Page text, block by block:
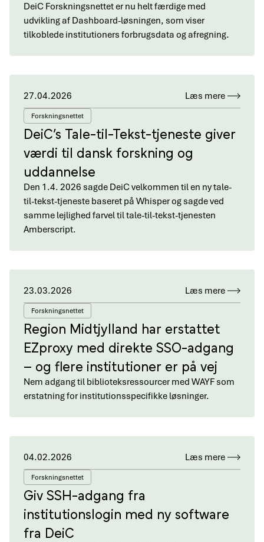
DeiC Forskningsnettet er nu helt færdige med
udvikling af Dashboard-løsningen, som viser
tilkoblede institutioners forbrugsdata og afregning.
27.04.2026 Læs mere
Forskningsnettet
DeiC’s Tale-til-Tekst-tjeneste giver
værdi til dansk forskning og
uddannelse
Den 1.4. 2026 sagde DeiC velkommen til en ny tale-
til-tekst-tjeneste baseret på Whisper og sagde ved
samme lejlighed farvel til tale-til-tekst-tjenesten
Amberscript.
23.03.2026 Læs mere
Forskningsnettet
Region Midtjylland har erstattet
EZproxy med direkte SSO-adgang
– og flere institutioner er på vej
Nem adgang til biblioteksressourcer med WAYF som
erstatning for institutionsspecifikke løsninger.
04.02.2026 Læs mere
Forskningsnettet
Giv SSH-adgang fra
institutionslogin med ny software
fra DeiC